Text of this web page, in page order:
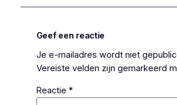
Geef een reactie
Je e-mailadres wordt niet
Vereiste velden zijn gemarkeerd
Reactie *